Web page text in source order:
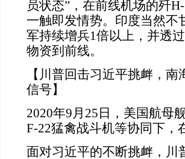
员状态”，在前线机场的歼
一触即发情势。印度当然不
军持续增兵1倍以上，并透
物资到前线。
【川普回击习近平挑衅，
信号】
2020年9月25日，美国航母
F-22猛禽战斗机等协同下，
面对习近平的不断挑衅，川